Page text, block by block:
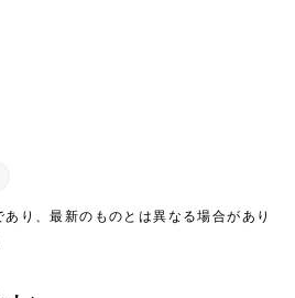
り、最新のものとは異なる場合があり